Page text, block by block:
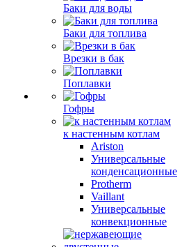
Баки для воды
Баки для топлива
Врезки в бак
Поплавки
Гофры
к настенным котлам
Ariston
Универсальные
конденсационные
Protherm
Vaillant
Универсальные
конвекционные